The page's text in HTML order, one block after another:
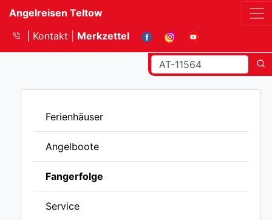
Angelreisen Teltow
Kontakt
Merkzettel
Ferienhäuser
Angelboote
Fangerfolge
Service